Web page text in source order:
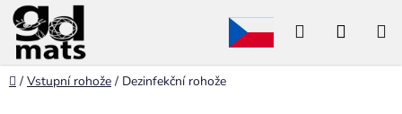
Přejít
na
obsah
Hledat
Domů
/ Vstupní rohože / Dezinfekční rohože